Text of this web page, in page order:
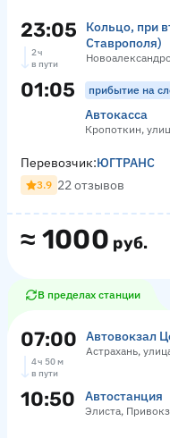
23:05
Кольцо, при
Ставрополя)
2 ч
в пути
01:05 прибытие на
Автокасса
Кропоткин,
≈ 1000 руб.
Перевозчик:ЮГТРАНС
3.9 22 отзывов
В пределах станции
07:00 Автовокзал
Астрахань,
4 ч 50 м
в пути
10:50 Автостанция
Элиста,